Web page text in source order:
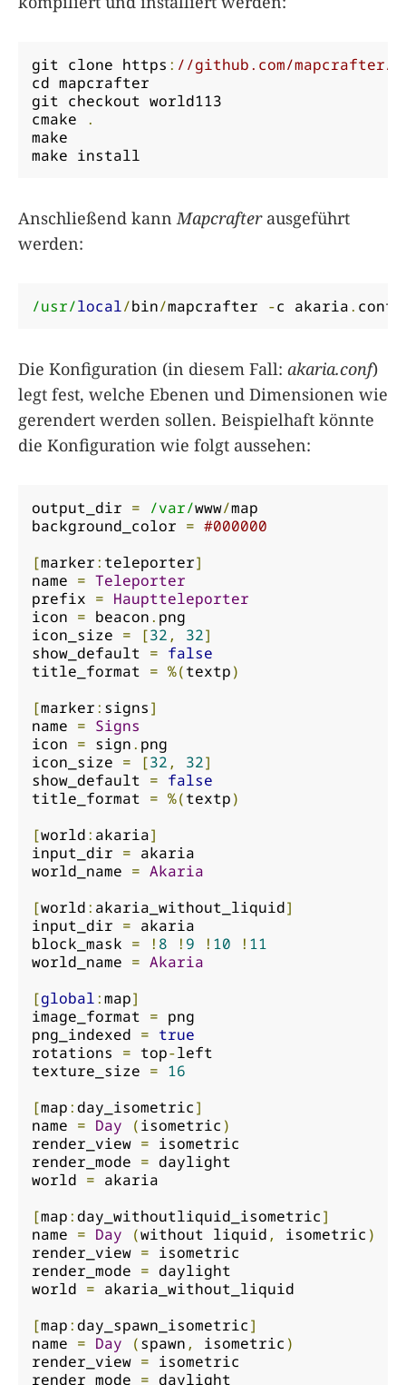
git clone https : //github.com/mapcrafter/
cd mapcrafter
git checkout world113
cmake
.
make
make install
Anschließend kann Mapcrafterausgeführt
werden:
/usr/local/bin/mapcrafter -c akaria. conf
Die Konfiguration (in diesem Fall: akaria.conf)
legt fest, welche Ebenen und Dimensionen wie
gerendert werden sollen. Beispielhaft könnte
die Konfiguration wie folgt aussehen:
output_dir = /var/www/map
background_color = #000000
[marker: teleporter]
name = Teleporter
prefix = Hauptteleporter
icon = beacon. png
icon_size = [32 , 32]
show_default = false
title_format = %(textp)
[marker: signs]
name = Signs
icon = sign. png
icon_size = [32 , 32]
show_default = false
title_format = %(textp)
[world: akaria]
input_dir = akaria
world_name = Akaria
[world: akaria_without_liquid]
input_dir = akaria
block_mask = ! 8 ! 9 ! 10 ! 11
world_name = Akaria
[global:map]
image_format = png
png_indexed = true
rotations = top-left
texture_size = 16
[map:day_isometric]
name = Day (isometric )
render_view = isometric
render_mode = daylight
world = akaria
[map:day_withoutliquid_isometric]
name = Day (without liquid , isometric )
render_view = isometric
render_mode = daylight
world = akaria_without_liquid
[map:day_spawn_isometric]
name = Day (spawn , isometric )
render_view = isometric
render_mode = daylight